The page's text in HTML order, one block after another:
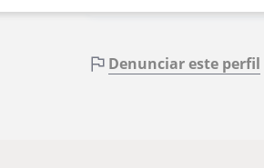
Denunciar este perfil